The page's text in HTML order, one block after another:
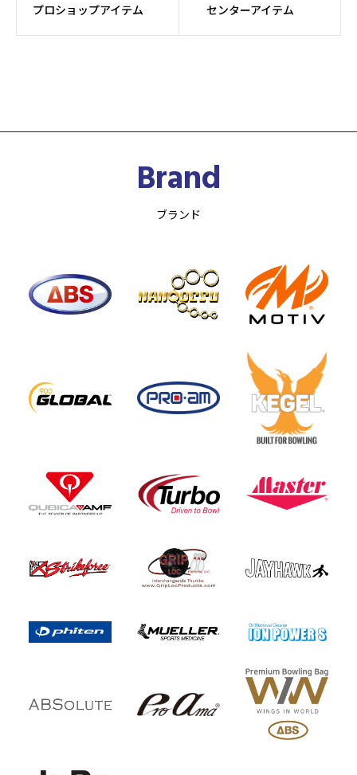
プロショップアイテム センターアイテム
Brand
ブランド